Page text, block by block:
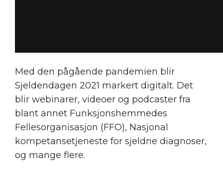
Med den pågående pandemien blir
Sjeldendagen 2021 markert digitalt. Det
blir webinarer, videoer og podcaster fra
blant annet Funksjonshemmedes
Fellesorganisasjon (FFO), Nasjonal
kompetansetjeneste for sjeldne diagnoser,
og mange flere.